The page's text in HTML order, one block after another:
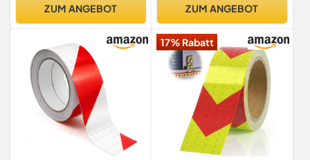
Wasserfest und flexibel
ZUM ANGEBOT ZUM ANGEBOT
17% Rabatt